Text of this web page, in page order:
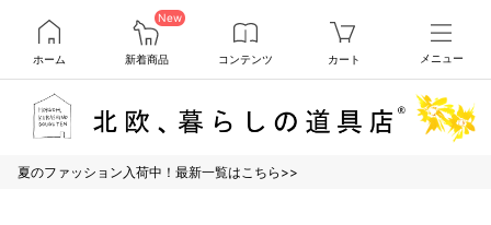
ホーム
New
新着商品 コンテンツ カート メニュー
夏のファッション入荷中！最新一覧はこちら>>